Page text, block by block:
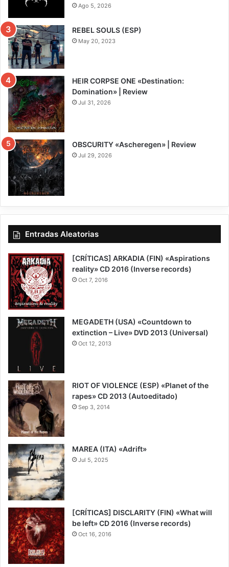
Ago 5, 2026
REBEL SOULS (ESP)
May 20, 2023
8
HEIR CORPSE ONE «Destination:
Domination» | Review
Jul 31, 2026
7.5
OBSCURITY «Ascheregen» | Review
Jul 29, 2026
Entradas Aleatorias
[CRÍTICAS] ARKADIA (FIN) «Aspirations
reality» CD 2016 (Inverse records)
Oct 7, 2016
MEGADETH (USA) «Countdown to
extinction – Live» DVD 2013 (Universal)
Oct 12, 2013
8.5
RIOT OF VIOLENCE (ESP) «Planet of the
rapes» CD 2013 (Autoeditado)
Sep 3, 2014
7
MAREA (ITA) «Adrift»
Jul 5, 2025
[CRÍTICAS] DISCLARITY (FIN) «What will
be left» CD 2016 (Inverse records)
Oct 16, 2016